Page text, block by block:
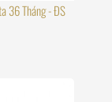
36 Tháng - ĐS